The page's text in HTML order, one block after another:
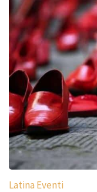
Latina Eventi